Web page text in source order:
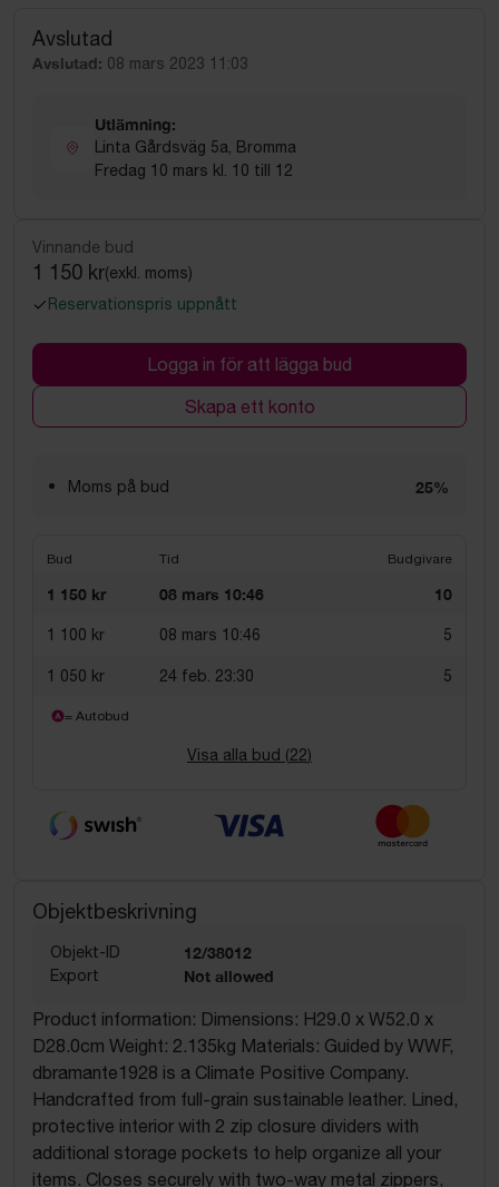
Avslutad
Avslutad: 08 mars 2023 11:03
Utlämning:
Linta Gårdsväg 5a, Bromma
Fredag 10 mars kl. 10 till 12
Vinnande bud
1 150 kr(exkl. moms)
Reservationspris uppnått
Logga in för att lägga bud
Skapa ett konto
Moms på bud 25%
Bud Tid Budgivare
1 150 kr 08 mars 10:46 10
1 100 kr 08 mars 10:46 5
1 050 kr 24 feb. 23:30 5
= Autobud
Visa alla bud (22)
Objektbeskrivning
Objekt-ID 12/38012
Export Not allowed
Product information: Dimensions: H29.0 x W52.0 x
D28.0cm Weight: 2.135kg Materials: Guided by WWF,
dbramante1928 is a Climate Positive Company.
Handcrafted from full-grain sustainable leather. Lined,
protective interior with 2 zip closure dividers with
additional storage pockets to help organize all your
items. Closes securely with two-way metal zippers,